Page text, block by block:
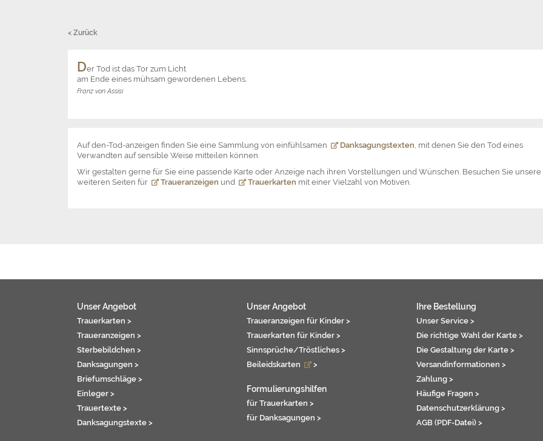
< Zurück
Der Tod ist das Tor zum Licht
am Ende eines mühsam gewordenen Lebens.
Franz von Assisi
Auf den-Tod-anzeigen finden Sie eine Sammlung von einfühlsamen Danksagungstexten, mit denen Sie den Tod eines
Verwandten auf sensible Weise mitteilen können.
Wir gestalten gerne für Sie eine passende Karte oder Anzeige nach ihren Vorstellungen und Wünschen. Besuchen Sie unsere
weiteren Seiten für
Traueranzeigen und Trauerkarten mit einer Vielzahl von Motiven.
Unser Angebot
Trauerkarten >
Traueranzeigen >
Sterbebildchen >
Danksagungen >
Briefumschläge >
Einleger >
Trauertexte >
Danksagungstexte >
Unser Angebot
Traueranzeigen für Kinder >
Trauerkarten für Kinder >
Sinnsprüche/Tröstliches >
Beileidskarten
>
Formulierungshilfen
für Trauerkarten >
für Danksagungen >
Ihre Bestellung
Unser Service >
Die richtige Wahl der Karte >
Die Gestaltung der Karte >
Versandinformationen >
Zahlung >
Häufige Fragen >
Datenschutzerklärung >
AGB (PDF-Datei) >